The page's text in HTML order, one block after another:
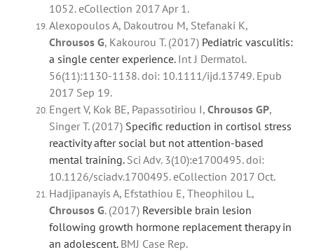
1052. eCollection 2017 Apr 1.
Alexopoulos A, Dakoutrou M, Stefanaki K,
Chrousos G, Kakourou T. (2017) Pediatric vasculitis:
a single center experience.Int J Dermatol.
56(11):1130-1138. doi: 10.1111/ijd.13749. Epub
2017 Sep 19.
Engert V, Kok BE, Papassotiriou I, Chrousos GP,
Singer T. (2017) Specific reduction in cortisol stress
reactivity after social but not attention-based
mental training.Sci Adv. 3(10):e1700495. doi:
10.1126/sciadv.1700495. eCollection 2017 Oct.
Hadjipanayis A, Efstathiou E, Theophilou L,
Chrousos G. (2017) Reversible brain lesion
following growth hormone replacement therapy in
an adolescent.BMJ Case Rep.